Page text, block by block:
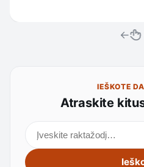
←
IEŠKOTE
Atraskite